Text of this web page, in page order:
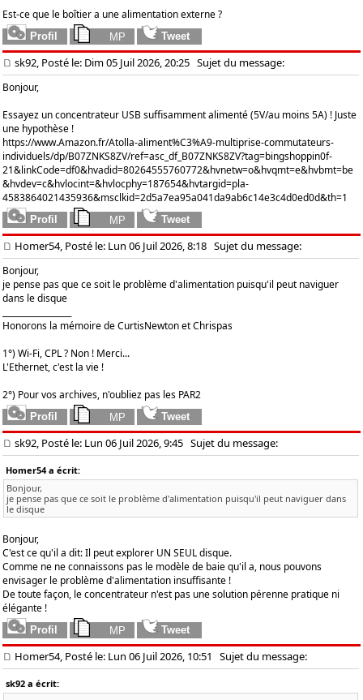
Est-ce que le boîtier a une alimentation externe ?
sk92, Posté le: Dim 05 Juil 2026, 20:25 Sujet du message:
Bonjour,
Essayez un concentrateur USB suffisamment alimenté (5V/au moins 5A) ! Juste
une hypothèse !
https://www.Amazon.fr/Atolla-aliment%C3%A9-multiprise-commutateurs-
individuels/dp/B07ZNKS8ZV/ref=asc_df_B07ZNKS8ZV?tag=bingshoppin0f-
21&linkCode=df0&hvadid=80264555760772&hvnetw=o&hvqmt=e&hvbmt=be
&hvdev=c&hvlocint=&hvlocphy=187654&hvtargid=pla-
4583864021435936&msclkid=2d5a7ea95a041da9ab6c14e3c4d0ed0d&th=1
Homer54, Posté le: Lun 06 Juil 2026, 8:18 Sujet du message:
Bonjour,
je pense pas que ce soit le problème d'alimentation puisqu'il peut naviguer
dans le disque
Honorons la mémoire de CurtisNewton et Chrispas
1°) Wi-Fi, CPL ? Non ! Merci...
L'Ethernet, c'est la vie !
2°) Pour vos archives, n'oubliez pas les PAR2
sk92, Posté le: Lun 06 Juil 2026, 9:45 Sujet du message:
Homer54 a écrit:
Bonjour,
je pense pas que ce soit le problème d'alimentation puisqu'il peut naviguer dans
le disque
Bonjour,
C'est ce qu'il a dit: Il peut explorer UN SEUL disque.
Comme ne ne connaissons pas le modèle de baie qu'il a, nous pouvons
envisager le problème d'alimentation insuffisante !
De toute façon, le concentrateur n'est pas une solution pérenne pratique ni
élégante !
Homer54, Posté le: Lun 06 Juil 2026, 10:51 Sujet du message:
sk92 a écrit: